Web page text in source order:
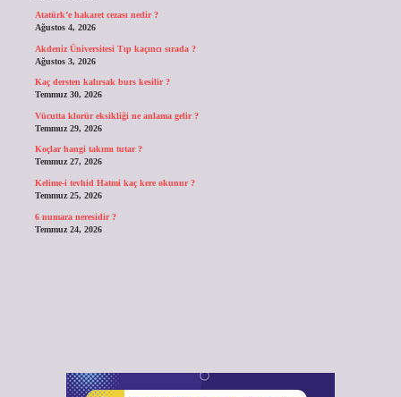
Atatürk’e hakaret cezası nedir ?
Ağustos 4, 2026
Akdeniz Üniversitesi Tıp kaçıncı sırada ?
Ağustos 3, 2026
Kaç dersten kalırsak burs kesilir ?
Temmuz 30, 2026
Vücutta klorür eksikliği ne anlama gelir ?
Temmuz 29, 2026
Koçlar hangi takımı tutar ?
Temmuz 27, 2026
Kelime-i tevhid Hatmi kaç kere okunur ?
Temmuz 25, 2026
6 numara neresidir ?
Temmuz 24, 2026